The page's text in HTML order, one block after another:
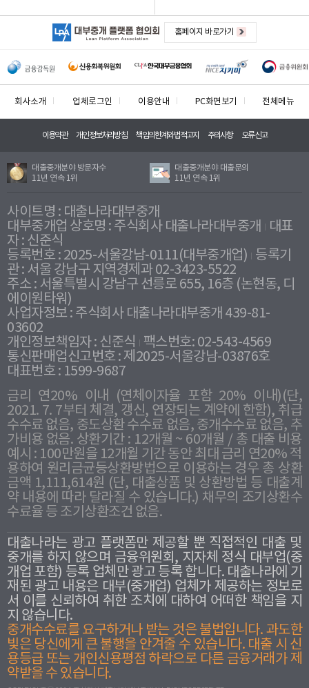
홈페이지 바로가기
회사소개 업체로그인 이용안내 PC화면보기 전체메뉴
이용약관 개인정보처리방침 책임의한계와법적고지 주의사항 오류신고
대출중개분야 방문자수
11년 연속 1위
대출중개분야 대출문의
11년 연속 1위
사이트명 : 대출나라대부중개
대부중개업 상호명 : 주식회사 대출나라대부중개
대표
자 : 신준식
등록번호 : 2025-서울강남-0111(대부중개업) 등록기
관 : 서울 강남구 지역경제과 02-3423-5522
주소 : 서울특별시 강남구 선릉로 655, 16층 (논현동, 디
에이원타워)
사업자정보 : 주식회사 대출나라대부중개 439-81-
03602
개인정보책임자 : 신준식
팩스번호: 02-543-4569
통신판매업신고번호 : 제2025-서울강남-03876호
대표번호 : 1599-9687
금리 연20% 이내 (연체이자율 포함 20% 이내)(단,
2021. 7. 7부터 체결, 갱신, 연장되는 계약에 한함), 취급
수수료 없음, 중도상환 수수료 없음, 중개수수료 없음, 추
가비용 없음. 상환기간 : 12개월 ~ 60개월 / 총 대출 비용
예시 : 100만원을 12개월 기간 동안 최대 금리 연20% 적
용하여 원리금균등상환방법으로 이용하는 경우 총 상환
금액 1,111,614원 (단, 대출상품 및 상환방법 등 대출계
약 내용에 따라 달라질 수 있습니다.) 채무의 조기상환수
수료율 등 조기상환조건 없음.
대출나라는 광고 플랫폼만 제공할 뿐 직접적인 대출 및
중개를 하지 않으며 금융위원회, 지자체 정식 대부업(중
개업 포함) 등록 업체만 광고 등록 합니다. 대출나라에 기
재된 광고 내용은 대부(중개업) 업체가 제공하는 정보로
서 이를 신뢰하여 취한 조치에 대하여 어떠한 책임을 지
지 않습니다.
중개수수료를 요구하거나 받는 것은 불법입니다. 과도한
빛은 당신에게 큰 불행을 안겨줄 수 있습니다. 대출 시 신
용등급 또는 개인신용평점 하락으로 다른 금융거래가 제
약받을 수 있습니다.